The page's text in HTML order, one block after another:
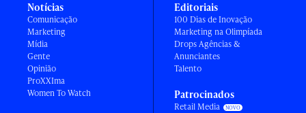
Notícias
Comunicação
Marketing
Mídia
Gente
Opinião
ProXXIma
Women To Watch
Editoriais
100 Dias de Inovação
Marketing na Olimpíada
Drops Agências &
Anunciantes
Talento
Patrocinados
Retail Media